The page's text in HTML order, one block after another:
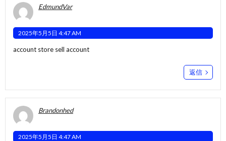
EdmundVar
2025年5月5日 4:47 AM
account store sell account
返信
Brandonhed
2025年5月5日 4:47 AM